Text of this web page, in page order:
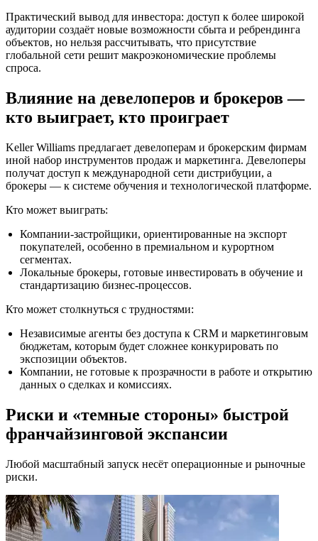
Практический вывод для инвестора: доступ к более широкой
аудитории создаёт новые возможности сбыта и ребрендинга
объектов, но нельзя рассчитывать, что присутствие
глобальной сети решит макроэкономические проблемы
спроса.
Влияние на девелоперов и брокеров —
кто выиграет, кто проиграет
Keller Williams предлагает девелоперам и брокерским фирмам
иной набор инструментов продаж и маркетинга. Девелоперы
получат доступ к международной сети дистрибуции, а
брокеры — к системе обучения и технологической платформе.
Кто может выиграть:
Компании-застройщики, ориентированные на экспорт
покупателей, особенно в премиальном и курортном
сегментах.
Локальные брокеры, готовые инвестировать в обучение и
стандартизацию бизнес-процессов.
Кто может столкнуться с трудностями:
Независимые агенты без доступа к CRM и маркетинговым
бюджетам, которым будет сложнее конкурировать по
экспозиции объектов.
Компании, не готовые к прозрачности в работе и открытию
данных о сделках и комиссиях.
Риски и «темные стороны» быстрой
франчайзинговой экспансии
Любой масштабный запуск несёт операционные и рыночные
риски.